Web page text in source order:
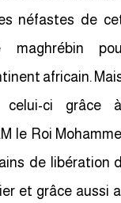
néfastes de
maghrébin
africain.
celui-ci grâce
le Roi
de libération
et grâce aussi